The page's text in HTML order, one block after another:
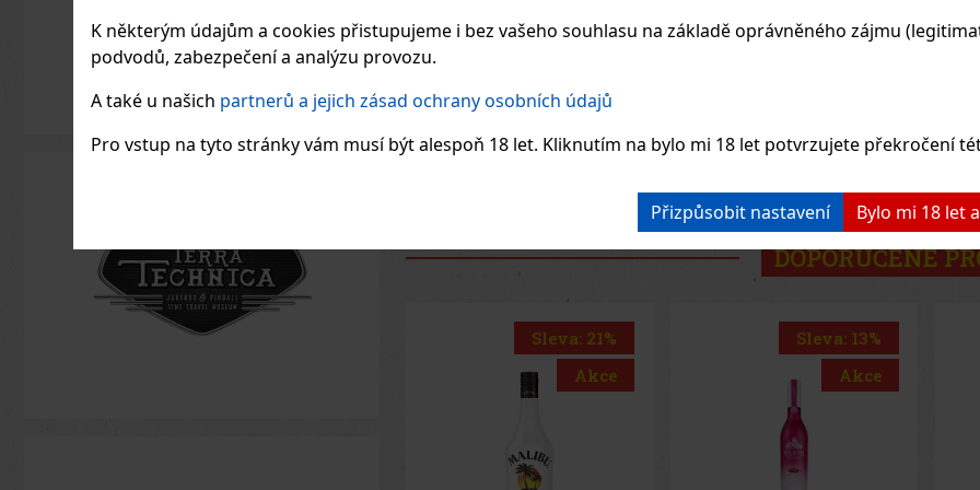
K některým údajům a cookies přistupujeme i bez vašeho souhlasu na základě oprávněného zájmu
podvodů, zabezpečení a analýzu provozu.
A také u našich partnerů a jejich zásad ochrany osobních údajů
Pro vstup na tyto stránky vám musí být alespoň 18 let. Kliknutím na bylo mi 18 let potvrzujete překročení
Přizpůsobit nastavení Bylo mi 18 let
DOPORUČENÉ
Sleva: 13%
Akce
Sleva: 19%
Akce